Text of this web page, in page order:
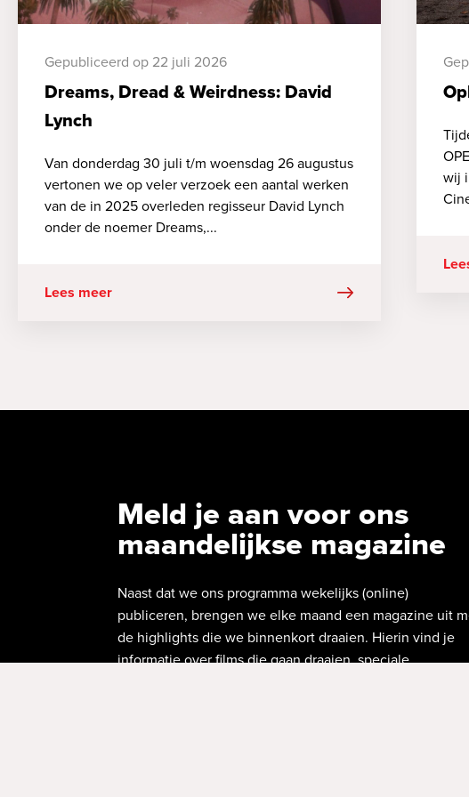
Gepubliceerd op 22 juli 2026
Dreams, Dread & Weirdness: David
Lynch
Van donderdag 30 juli t/m woensdag 26 augustus
vertonen we op veler verzoek een aantal werken
van de in 2025 overleden regisseur David Lynch
onder de noemer Dreams,...
Lees meer
wij
Meld je aan voor ons
maandelijkse magazine
Naast dat we ons programma wekelijks (online)
publiceren, brengen we elke maand een magazine uit
de highlights die we binnenkort draaien. Hierin vind je
informatie over films die gaan draaien, speciale